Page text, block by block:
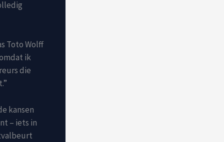
Toto Wolff
ik
die
kansen
– iets in